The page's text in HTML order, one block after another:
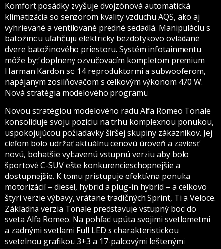
Komfort posádky zvyšuje dvojzónová automatická
klimatizácia so senzorom kvality vzduchu AQS, ako aj
vyhrievané a ventilované predné sedadlá. Manipuláciu s
batožinou uľahčujú elektricky bezdotykovo ovládané
dvere batožinového priestoru. Systém infotainmentu
môže byť doplnený ozvučovacím kompletom premium
Harman Kardon so 14 reproduktormi a subwooferom,
napájaným zosilňovačom s celkovým výkonom 470 W.
Nová stratégia modelového programu
Novou stratégiou modelového radu Alfa Romeo Tonale
konsoliduje svoju pozíciu na trhu komplexnou ponukou,
uspokojujúcou požiadavky širšej skupiny zákazníkov. Jej
cieľom bolo udržať aktuálnu cenovú úroveň a zaviesť
novú, bohatšie vybavenú vstupnú verziu aby bolo
športové C-SUV ešte konkurencieschopnejšie a
dostupnejšie. K tomu pristupuje efektívna ponuka
motorizácií – diesel, hybrid a plug-in hybrid – a celkovo
štyri verzie výbavy, vrátane tradičných Sprint, Ti a Veloce.
Základná verzia Tonale predstavuje vstupný bod do
sveta Alfa Romeo. Na pohľad upúta svojimi svetlometmi
a zadnými svetlami Full LED s charakteristickou
svetelnou grafikou 3+3 a 17-palcovými leštenými